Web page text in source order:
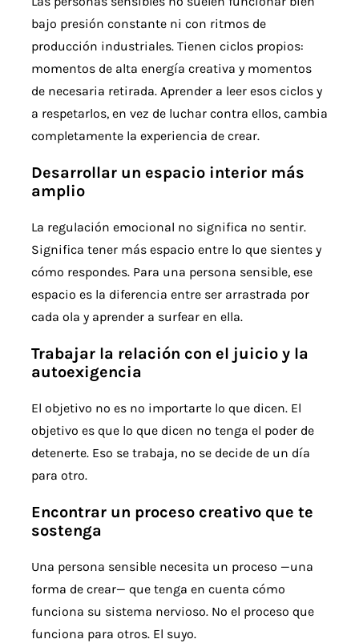
bajo presión constante ni con ritmos de
producción industriales. Tienen ciclos propios:
momentos de alta energía creativa y momentos
de necesaria retirada. Aprender a leer esos ciclos y
a respetarlos, en vez de luchar contra ellos, cambia
completamente la experiencia de crear.
Desarrollar un espacio interior más
amplio
La regulación emocional no significa no sentir.
Significa tener más espacio entre lo que sientes y
cómo respondes. Para una persona sensible, ese
espacio es la diferencia entre ser arrastrada por
cada ola y aprender a surfear en ella.
Trabajar la relación con el juicio y la
autoexigencia
El objetivo no es no importarte lo que dicen. El
objetivo es que lo que dicen no tenga el poder de
detenerte. Eso se trabaja, no se decide de un día
para otro.
Encontrar un proceso creativo que te
sostenga
Una persona sensible necesita un proceso —una
forma de crear— que tenga en cuenta cómo
funciona su sistema nervioso. No el proceso que
funciona para otros. El suyo.